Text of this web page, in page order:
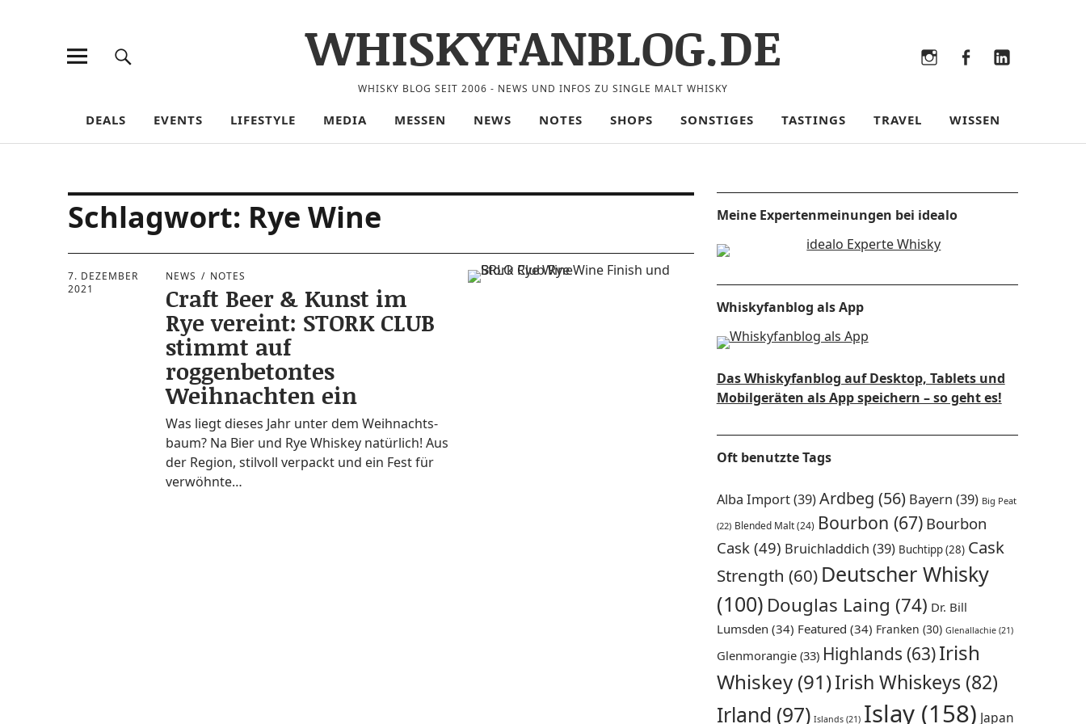
WHISKYFANBLOG.DE
WHISKY BLOG SEIT 2006 - NEWS UND INFOS ZU SINGLE MALT WHISKY
DEALS EVENTS LIFESTYLE MEDIA MESSEN NEWS NOTES SHOPS SONSTIGES TASTINGS TRAVEL WISSEN
Schlagwort: Rye Wine
7. DEZEMBER
2021
NEWS NOTES
Craft Beer & Kunst im
Rye vereint: STORK CLUB
stimmt auf
roggenbetontes
Weihnachten ein
Was liegt die­ses Jahr unter dem Weih­nachts­
baum? Na Bier und Rye Whis­key natür­lich! Aus
der Regi­on, stil­voll ver­packt und ein Fest für
verwöhnte…
Meine Expertenmeinungen bei idealo
Whiskyfanblog als App
Das Whiskyfanblog auf Desktop, Tablets und
Mobilgeräten als App speichern – so geht es!
Oft benutzte Tags
Alba Import(39)Ardbeg (56) Bayern (39) Big Peat
(22) Blended Malt(24) Bourbon (67) Bourbon
Cask(49) Bruichladdich (39) Buchtipp(28) Cask
Strength (60) Deutscher Whisky
(100) Douglas Laing (74) Dr. Bill
Lumsden (34) Featured (34) Franken (30) Glenallachie(21)
Glenmorangie(33) Highlands (63)Irish
Whiskey(91)Irish Whiskeys (82)
Irland (97) Islands(21) Islay(158) Japan